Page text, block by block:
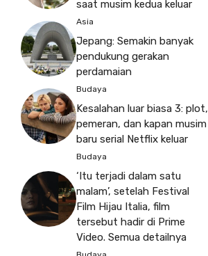
saat musim kedua keluar
Asia
Jepang: Semakin banyak
pendukung gerakan
perdamaian
Budaya
Kesalahan luar biasa 3: plot,
pemeran, dan kapan musim
baru serial Netflix keluar
Budaya
‘Itu terjadi dalam satu
malam’, setelah Festival
Film Hijau Italia, film
tersebut hadir di Prime
Video. Semua detailnya